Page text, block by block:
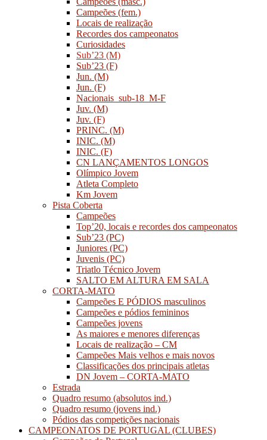
Campeões (fem.)
Locais de realização
Recordes dos campeonatos
Curiosidades
Sub’23 (M)
Sub’23 (F)
Jun. (M)
Jun. (F)
Nacionais_sub-18_M-F
Juv. (M)
Juv. (F)
PRINC. (M)
INIC. (M)
INIC. (F)
CN LANÇAMENTOS LONGOS
Olímpico Jovem
Atleta Completo
Km Jovem
Pista Coberta
Campeões
Top’20, locais e recordes dos campeonatos
Sub’23 (PC)
Juniores (PC)
Juvenis (PC)
Triatlo Técnico Jovem
SALTO EM ALTURA EM SALA
CORTA-MATO
Campeões E PÓDIOS masculinos
Campeões e pódios femininos
Campeões jovens
As maiores e menores diferenças
Locais de realização – CM
Campeões Mais velhos e mais novos
Classificações dos principais atletas
DN Jovem – CORTA-MATO
Estrada
Quadro resumo (absolutos ind.)
Quadro resumo (jovens ind.)
Pódios das competições nacionais
CAMPEONATOS DE PORTUGAL (CLUBES)